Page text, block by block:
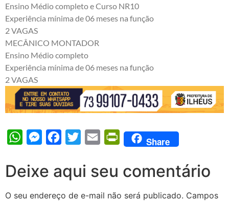
Ensino Médio completo e Curso NR10
Experiência mínima de 06 meses na função
2 VAGAS
MECÂNICO MONTADOR
Ensino Médio completo
Experiência mínima de 06 meses na função
2 VAGAS
WhatsAppMessengerFacebook
Twitter Email PrintFriendly
Share
Deixe aqui seu comentário
O seu endereço de e-mail não será publicado. Campos